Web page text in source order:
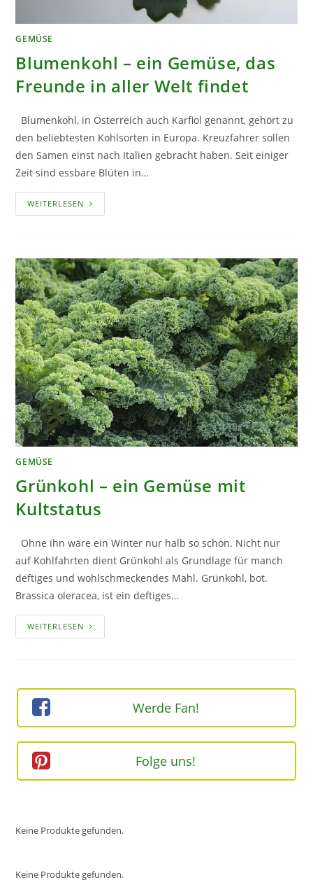
GEMÜSE
Blumenkohl – ein Gemüse, das
Freunde in aller Welt findet
Blumenkohl, in Österreich auch Karfiol genannt, gehört zu
den beliebtesten Kohlsorten in Europa. Kreuzfahrer sollen
den Samen einst nach Italien gebracht haben. Seit einiger
Zeit sind essbare Blüten in…
WEITERLESEN BLUMENKOHL
–
IN
ALLER
WELT
FINDET
GEMÜSE
Grünkohl – ein Gemüse mit
Kultstatus
Ohne ihn wäre ein Winter nur halb so schön. Nicht nur
auf Kohlfahrten dient Grünkohl als Grundlage für manch
deftiges und wohlschmeckendes Mahl. Grünkohl, bot.
Brassica oleracea, ist ein deftiges…
WEITERLESEN GRÜNKOHL
–
Werde Fan!
Folge uns!
Keine Produkte gefunden.
Keine Produkte gefunden.